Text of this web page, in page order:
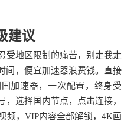
建议
受地区限制的痛苦，别走我走
间，便宜加速器浪费钱。直接
加速器，一次配置，终身受
，选择国内节点，点击连接，
频，VIP内容全部解锁，4K画